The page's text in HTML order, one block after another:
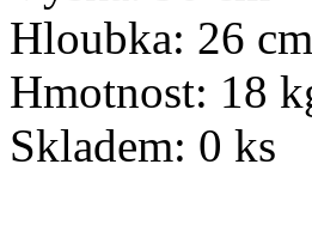
Hloubka: 26 cm
Hmotnost: 18
Skladem: 0 ks